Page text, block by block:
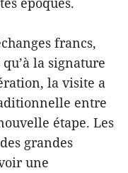
francs,
la signature
la visite a
entre
étape. Les
grandes
une